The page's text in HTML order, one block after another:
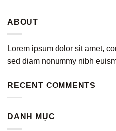
ABOUT
Lorem ipsum dolor sit amet,
sed diam nonummy nibh
RECENT COMMENTS
DANH MỤC